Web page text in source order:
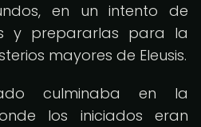
en un intento de
y prepararlas para la
mayores de Eleusis.
culminaba en la
los iniciados eran